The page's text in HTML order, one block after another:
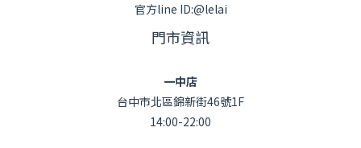
官方line ID:@lelai
門市資訊
一中店
台中市北區錦新街46號1F
14:00-22:00